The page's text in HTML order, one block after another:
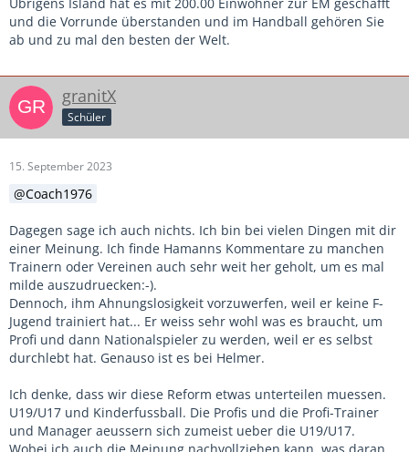
und die Vorrunde überstanden und im Handball gehören Sie
ab und zu mal den besten der Welt.
granitX
Schüler
15. September 2023
Coach1976
Dagegen sage ich auch nichts. Ich bin bei vielen Dingen mit dir
einer Meinung. Ich finde Hamanns Kommentare zu manchen
Trainern oder Vereinen auch sehr weit her geholt, um es mal
milde auszudruecken:-).
Dennoch, ihm Ahnungslosigkeit vorzuwerfen, weil er keine F-
Jugend trainiert hat... Er weiss sehr wohl was es braucht, um
Profi und dann Nationalspieler zu werden, weil er es selbst
durchlebt hat. Genauso ist es bei Helmer.
Ich denke, dass wir diese Reform etwas unterteilen muessen.
U19/U17 und Kinderfussball. Die Profis und die Profi-Trainer
und Manager aeussern sich zumeist ueber die U19/U17.